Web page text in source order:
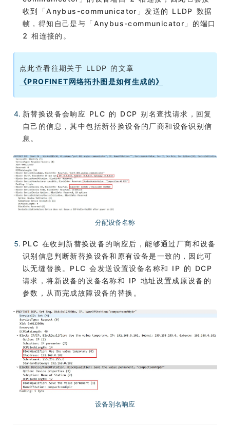
收到「Anybus-communicator」发送的 LLDP 数据
帧，得知自己是与「Anybus-communicator」的端口
2 相连接的。
点此查看往期关于 LLDP 的文章
《PROFINET网络拓扑图是如何生成的》
新替换设备会响应 PLC 的 DCP 别名查找请求，回复
自己的信息，其中包括新替换设备的厂商和设备识别信
息。
分配设备名称
PLC 在收到新替换设备的响应后，能够通过厂商和设备
识别信息判断新替换设备和原有设备是一致的，因此可
以无缝替换。PLC 会发送设置设备名称和 IP 的 DCP
请求，将新设备的设备名称和 IP 地址设置成原设备的
参数，从而完成故障设备的替换。
设备别名响应